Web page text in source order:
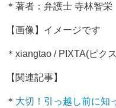
＊著者：弁護士 寺林智栄
【画像】イメージです
＊xiangtao / PIXTA(ピク
【関連記事】
＊ 大切！引っ越し前に知